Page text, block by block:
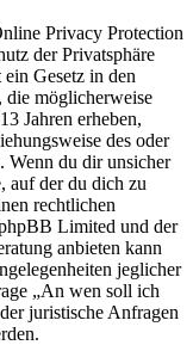
Privacy Protection
der Privatsphäre
Gesetz in den
die möglicherweise
Jahren erheben,
des oder
Wenn du dir unsicher
auf der du dich zu
rechtlichen
Limited und der
anbieten kann
jeglicher
„An wen soll ich
juristische Anfragen